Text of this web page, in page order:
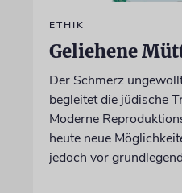
ETHIK
Geliehene
Der Schmerz
begleitet die jüdische
Moderne
heute neue
jedoch vor